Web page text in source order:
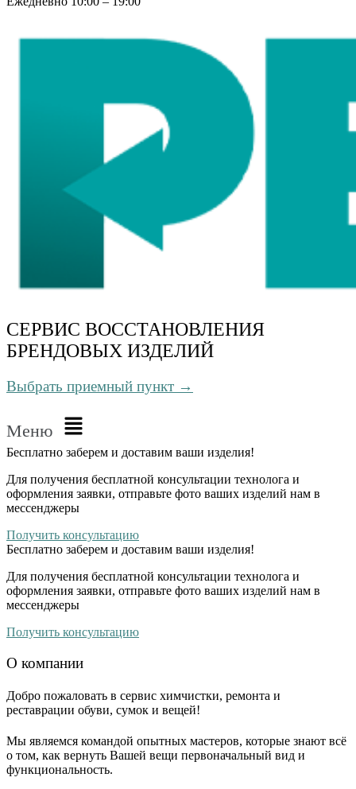
СЕРВИС ВОССТАНОВЛЕНИЯ
БРЕНДОВЫХ ИЗДЕЛИЙ
Выбрать приемный пункт →
Меню
Бесплатно заберем и доставим ваши изделия!
Для получения бесплатной консультации технолога и
оформления заявки, отправьте фото ваших изделий нам в
мессенджеры
Получить консультацию
Бесплатно заберем и доставим ваши изделия!
Для получения бесплатной консультации технолога и
оформления заявки, отправьте фото ваших изделий нам в
мессенджеры
Получить консультацию
О компании
Добро пожаловать в сервис химчистки, ремонта и
реставрации обуви, сумок и вещей!
Мы являемся командой опытных мастеров, которые знают всё
о том, как вернуть Вашей вещи первоначальный вид и
функциональность.